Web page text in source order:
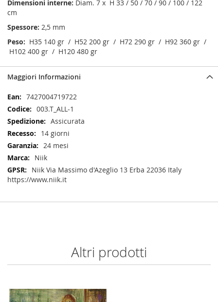
Dimensioni interne: Diam. 7 x H 33 / 50 / 70 / 90 / 100 / 122
cm
Spessore: 2,5 mm
Peso: H35 140 gr / H52 200 gr / H72 290 gr / H92 360 gr /
H102 400 gr / H120 480 gr
Maggiori Informazioni
Maggiori
Informazioni
7427004719722
003.T_ALL-1
Assicurata
14 giorni
24 mesi
Niik
Niik Via Massimo d'Azeglio 13 Erba 22036 Italy
https://www.niik.it
Altri prodotti